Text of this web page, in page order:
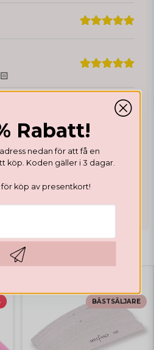
BÄSTSÄLJARE
Rabatt!
nedan för att få en
köp. Koden gäller i 3 dagar.
för köp av presentkort!